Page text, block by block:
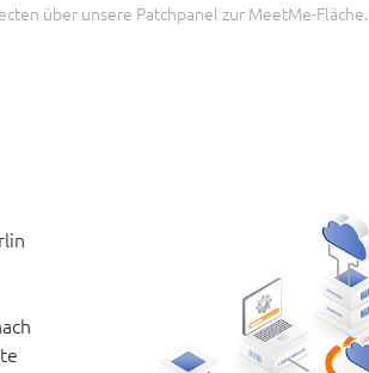
über unsere Patchpanel zur MeetMe-Fläche.